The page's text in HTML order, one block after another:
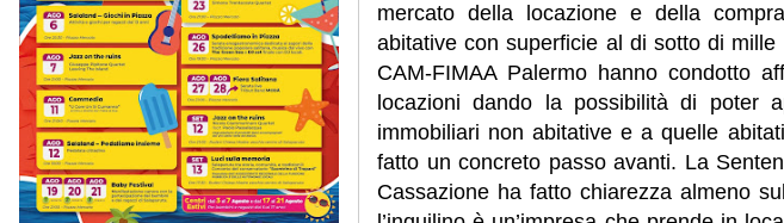
mercato della locazione e della
abitative con superficie al di sotto di
CAM-FIMAA Palermo hanno condotto
locazioni dando la possibilità di poter
immobiliari non abitative e a quelle
fatto un concreto passo avanti. La
Cassazione ha fatto chiarezza almeno